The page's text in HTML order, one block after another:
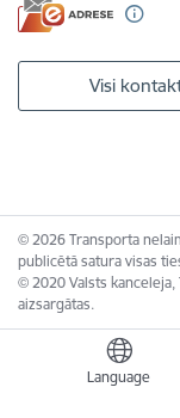
Language
Visi
© 2026 Transporta
publicētā satura visas
© 2020 Valsts
aizsargātas.